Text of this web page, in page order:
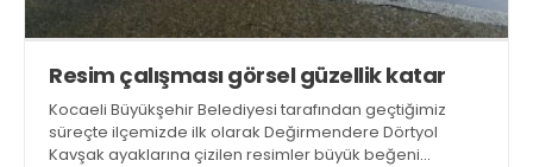
Resim çalışması görsel güzellik katar
Kocaeli Büyükşehir Belediyesi tarafından geçtiğimiz
süreçte ilçemizde ilk olarak Değirmendere Dörtyol
Kavşak ayaklarına çizilen resimler büyük beğeni